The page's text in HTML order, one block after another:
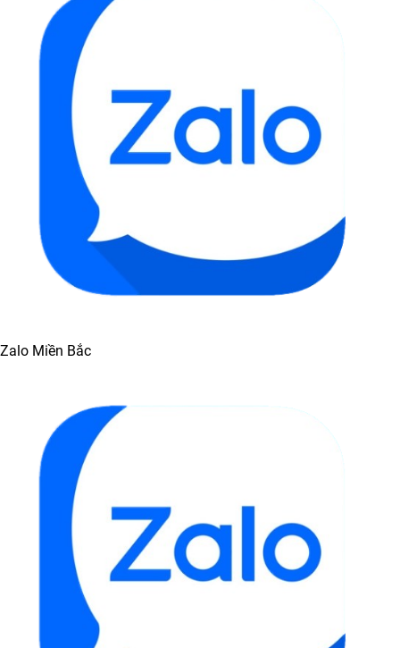
Zalo Miền Bắc